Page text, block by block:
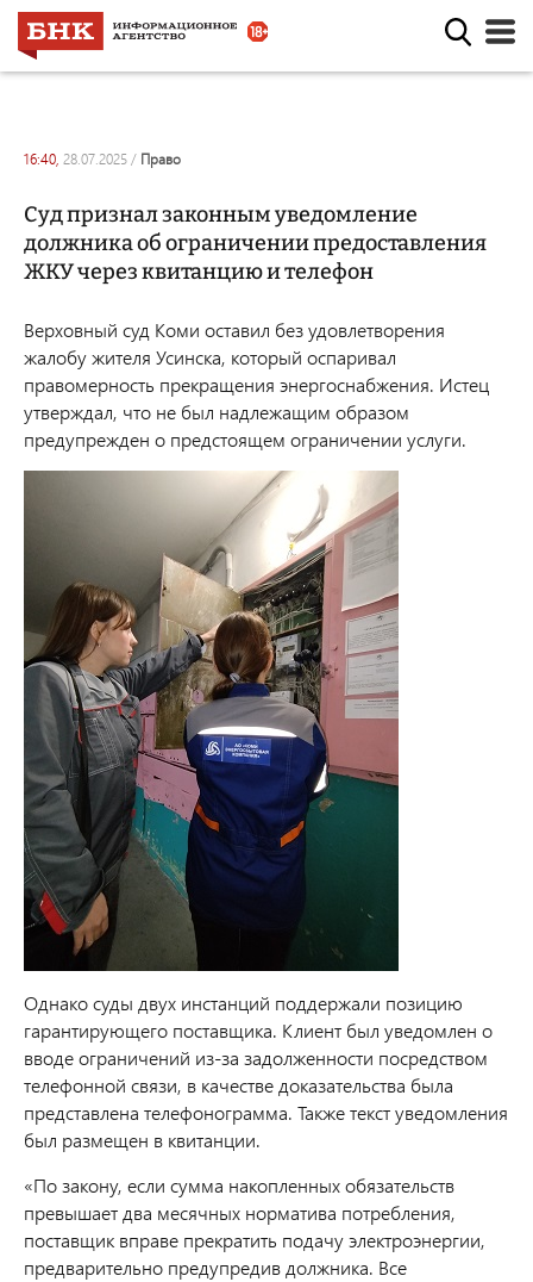
16:40, 28.07.2025 / право
Суд признал законным уведомление
должника об ограничении предоставления
ЖКУ через квитанцию и телефон
Верховный суд Коми оставил без удовлетворения
жалобу жителя Усинска, который оспаривал
правомерность прекращения энергоснабжения. Истец
утверждал, что не был надлежащим образом
предупрежден о предстоящем ограничении услуги.
Однако суды двух инстанций поддержали позицию
гарантирующего поставщика. Клиент был уведомлен о
вводе ограничений из-за задолженности посредством
телефонной связи, в качестве доказательства была
представлена телефонограмма. Также текст уведомления
был размещен в квитанции.
«По закону, если сумма накопленных обязательств
превышает два месячных норматива потребления,
поставщик вправе прекратить подачу электроэнергии,
предварительно предупредив должника. Все